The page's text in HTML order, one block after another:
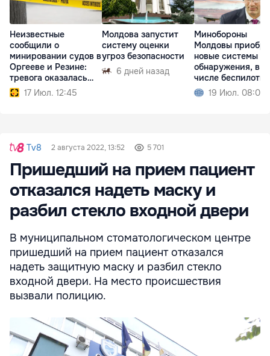
Неизвестные
сообщили о
минировании судов в
Оргееве и Резине:
тревога оказалась
ложной17 Июл. 12:45
Молдова запустит
систему оценки
угроз безопасности
6 дней назад
Минобороны
Молдовы
новые системы
обнаружения, в
числе
19 Июл. 08:00
Tv8 2 августа 2022, 13:52 5 701
Пришедший на прием пациент
отказался надеть маску и
разбил стекло входной двери
В муниципальном стоматологическом центре
пришедший на прием пациент отказался
надеть защитную маску и разбил стекло
входной двери. На место происшествия
вызвали полицию.